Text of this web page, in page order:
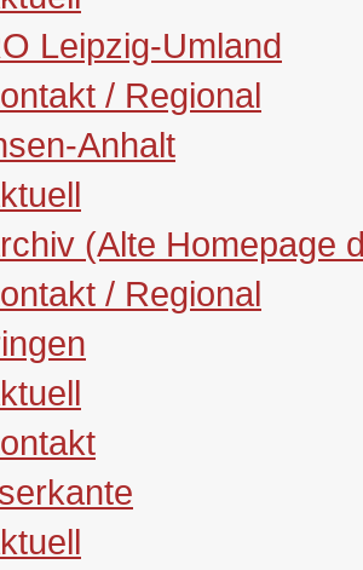
Leipzig-Umland
/ Regional
Anhalt
(Alte Homepage
/ Regional